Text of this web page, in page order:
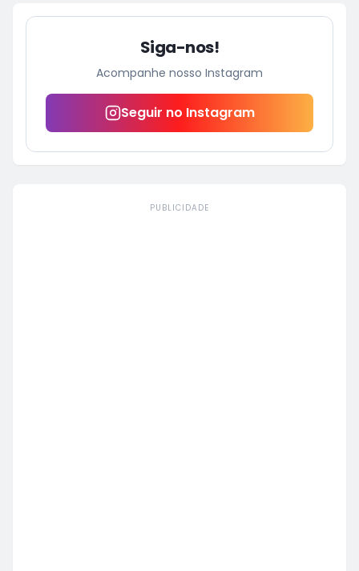
Siga-nos!
Acompanhe nosso Instagram
Seguir no Instagram
PUBLICIDADE